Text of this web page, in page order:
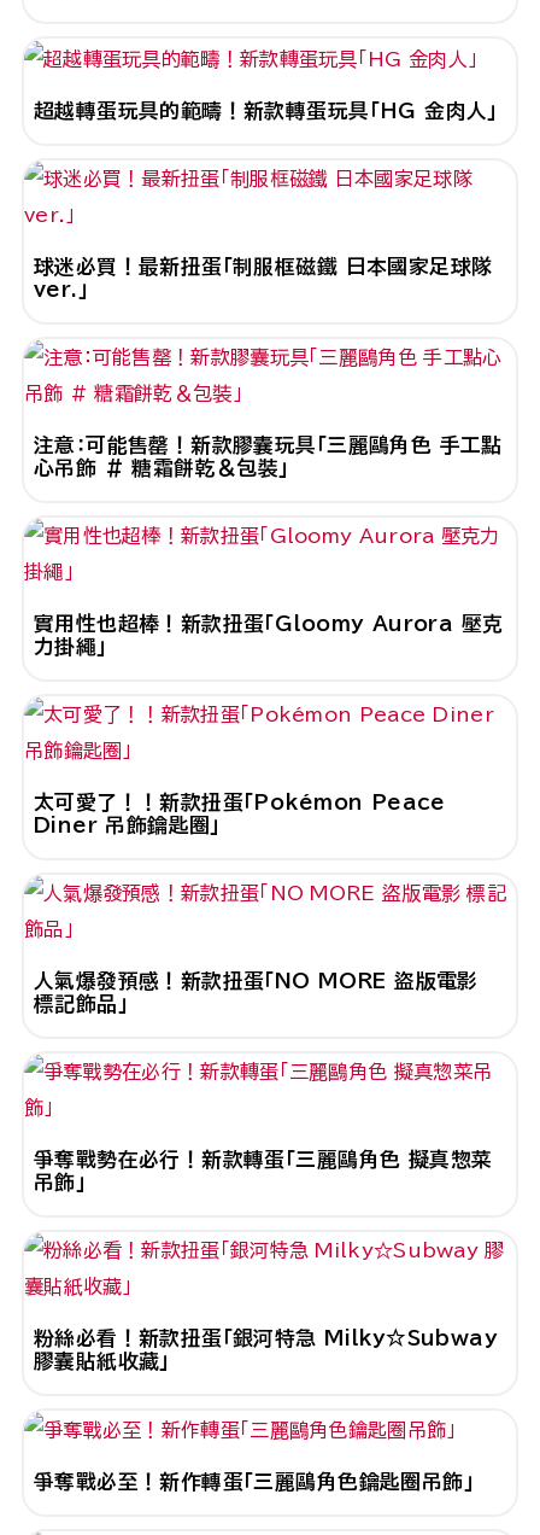
超越轉蛋玩具的範疇！新款轉蛋玩具「HG 金肉人」
球迷必買！最新扭蛋「制服框磁鐵 日本國家足球隊
ver.」
注意：可能售罄！新款膠囊玩具「三麗鷗角色 手工點
心吊飾 # 糖霜餅乾＆包裝」
實用性也超棒！新款扭蛋「Gloomy Aurora 壓克
力掛繩」
太可愛了！！新款扭蛋「Pokémon Peace
Diner 吊飾鑰匙圈」
人氣爆發預感！新款扭蛋「NO MORE 盜版電影
標記飾品」
爭奪戰勢在必行！新款轉蛋「三麗鷗角色 擬真惣菜
吊飾」
粉絲必看！新款扭蛋「銀河特急 Milky☆Subway
膠囊貼紙收藏」
爭奪戰必至！新作轉蛋「三麗鷗角色鑰匙圈吊飾」